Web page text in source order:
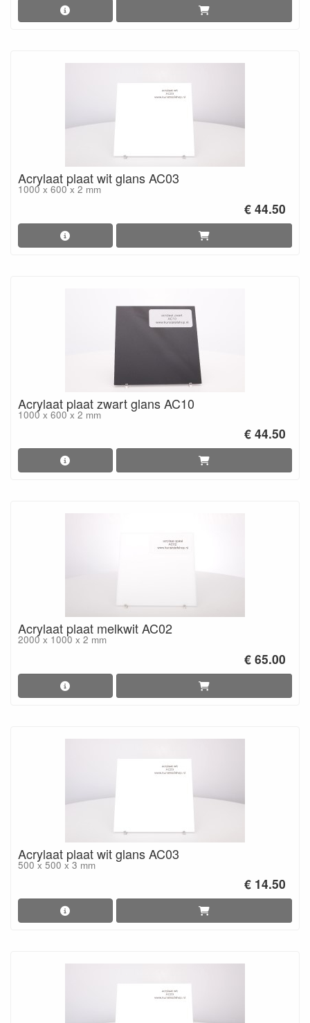
Acrylaat plaat wit glans AC03
1000 x 600 x 2 mm
€ 44.50
Acrylaat plaat zwart glans AC10
1000 x 600 x 2 mm
€ 44.50
Acrylaat plaat melkwit AC02
2000 x 1000 x 2 mm
€ 65.00
Acrylaat plaat wit glans AC03
500 x 500 x 3 mm
€ 14.50